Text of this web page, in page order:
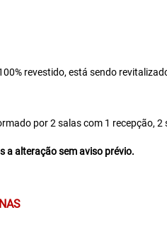
revestido, está sendo
por 2 salas com 1 recepção,
a alteração sem aviso prévio.